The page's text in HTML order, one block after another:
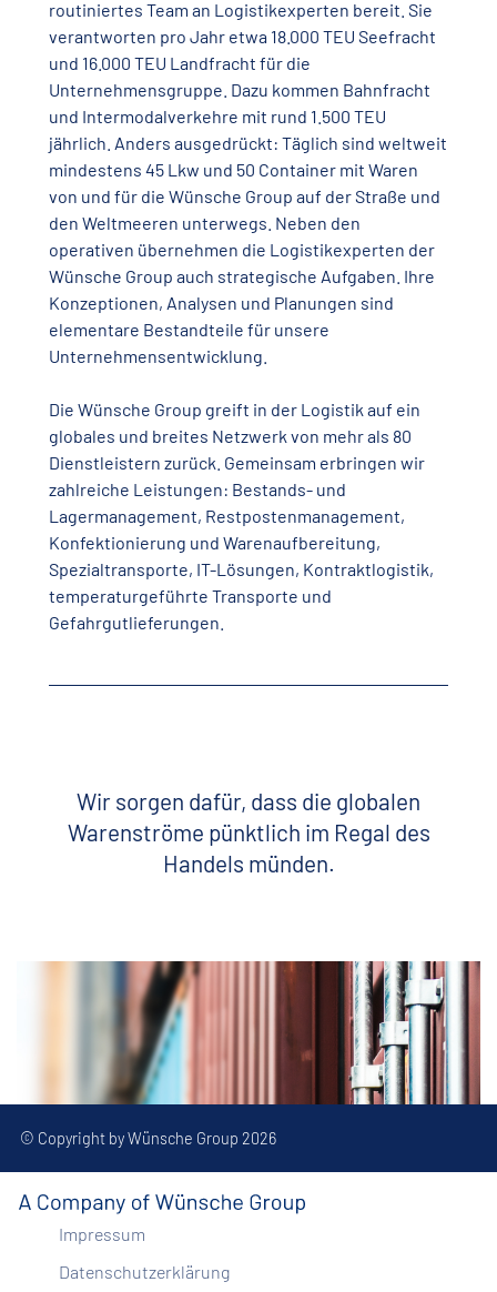
routiniertes Team an Logistikexperten bereit. Sie
verantworten pro Jahr etwa 18.000 TEU Seefracht
und 16.000 TEU Landfracht für die
Unternehmensgruppe. Dazu kommen Bahnfracht
und Intermodalverkehre mit rund 1.500 TEU
jährlich. Anders ausgedrückt: Täglich sind weltweit
mindestens 45 Lkw und 50 Container mit Waren
von und für die Wünsche Group auf der Straße und
den Weltmeeren unterwegs. Neben den
operativen übernehmen die Logistikexperten der
Wünsche Group auch strategische Aufgaben. Ihre
Konzeptionen, Analysen und Planungen sind
elementare Bestandteile für unsere
Unternehmensentwicklung.
Die Wünsche Group greift in der Logistik auf ein
globales und breites Netzwerk von mehr als 80
Dienstleistern zurück. Gemeinsam erbringen wir
zahlreiche Leistungen: Bestands- und
Lagermanagement, Restpostenmanagement,
Konfektionierung und Warenaufbereitung,
Spezialtransporte, IT-Lösungen, Kontraktlogistik,
temperaturgeführte Transporte und
Gefahrgutlieferungen.
Wir sorgen dafür, dass die globalen
Warenströme pünktlich im Regal des
Handels münden.
© Copyright by Wünsche Group 2026
Impressum
Datenschutzerklärung